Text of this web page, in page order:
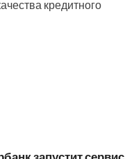
кредитного